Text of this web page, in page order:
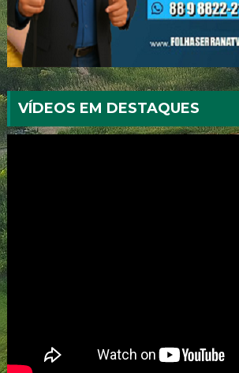
VÍDEOS EM DESTAQUES